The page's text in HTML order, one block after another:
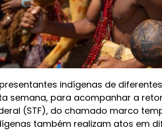
indígenas de
semana, para acompanhar a
(STF), do chamado marco
também realizam atos em